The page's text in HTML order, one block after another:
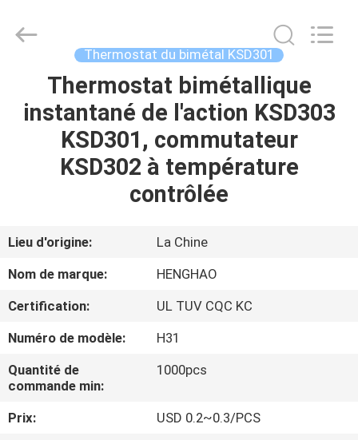
APERÇU
PRODUITS
A
DE
NOUS
VISITE
D'USINE
Hao
Electric
Thermostat du bimétal KSD301
Thermostat bimétallique
instantané de l'action KSD303
KSD301, commutateur
KSD302 à température
contrôlée
Lieu d'origine:
La Chine
Nom de marque:
HENGHAO
Certification:
UL TUV CQC KC
Numéro de modèle:
H31
Quantité de
commande min:
1000pcs
Prix:
USD 0.2~0.3/PCS